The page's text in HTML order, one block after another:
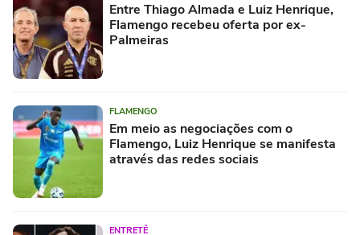
Entre Thiago Almada e Luiz Henrique,
Flamengo recebeu oferta por ex-
Palmeiras
FLAMENGO
Em meio as negociações com o
Flamengo, Luiz Henrique se manifesta
através das redes sociais
ENTRETÊ